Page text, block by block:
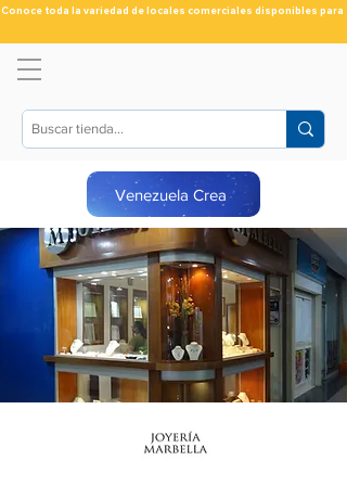
Conoce toda la variedad de locales comerciales disponibles para ti
Venezuela Crea